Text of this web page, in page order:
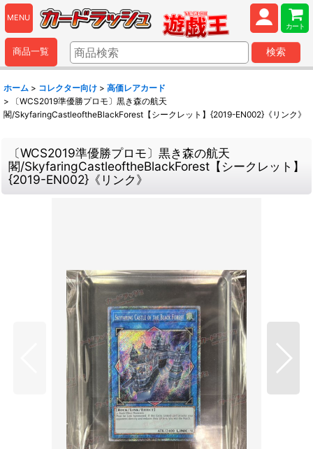
MENU
カート
商品一覧 検索
ホーム > コレクター向け > 高価レアカード
>
〔WCS2019準優勝プロモ〕黒き森の航天
閣/SkyfaringCastleoftheBlackForest【シークレット】{2019-EN002}《リンク》
〔WCS2019準優勝プロモ〕黒き森の航天
閣/SkyfaringCastleoftheBlackForest【シークレット】
{2019-EN002}《リンク》